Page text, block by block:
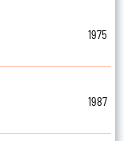
1975
1987